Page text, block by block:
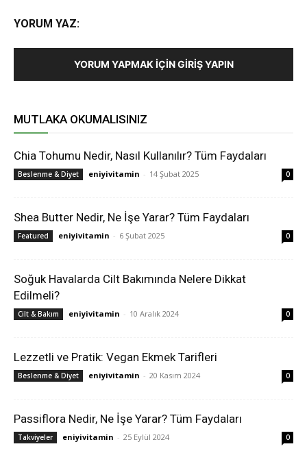
YORUM YAZ:
YORUM YAPMAK İÇIN GIRIŞ YAPIN
MUTLAKA OKUMALISINIZ
Chia Tohumu Nedir, Nasıl Kullanılır? Tüm Faydaları
Beslenme & Diyet eniyivitamin - 14 Şubat 2025 0
Shea Butter Nedir, Ne İşe Yarar? Tüm Faydaları
Featured eniyivitamin - 6 Şubat 2025 0
Soğuk Havalarda Cilt Bakımında Nelere Dikkat
Edilmeli?
Cilt & Bakım eniyivitamin - 10 Aralık 2024 0
Lezzetli ve Pratik: Vegan Ekmek Tarifleri
Beslenme & Diyet eniyivitamin - 20 Kasım 2024 0
Passiflora Nedir, Ne İşe Yarar? Tüm Faydaları
Takviyeler eniyivitamin - 25 Eylül 2024 0